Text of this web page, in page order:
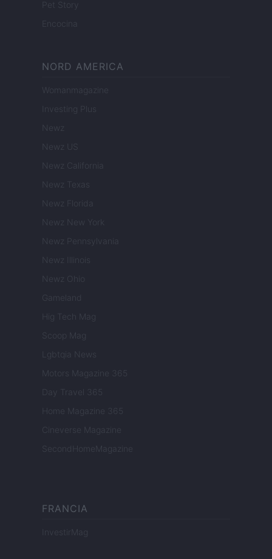
Encocina
NORD AMERICA
Womanmagazine
Investing Plus
Newz
Newz US
Newz California
Newz Texas
Newz Florida
Newz New York
Newz Pennsylvania
Newz Illinois
Newz Ohio
Gameland
Hig Tech Mag
Scoop Mag
Lgbtqia News
Motors Magazine 365
Day Travel 365
Home Magazine 365
Cineverse Magazine
SecondHomeMagazine
FRANCIA
InvestirMag